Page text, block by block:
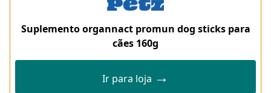
Suplemento organnact promun dog sticks para
cães 160g
Ir para loja →